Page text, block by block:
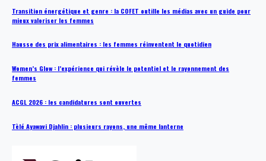
Transition énergétique et genre : la COFET outille les médias avec un guide pour
mieux valoriser les femmes
Hausse des prix alimentaires : les femmes réinventent le quotidien
Women’s Glow : l’expérience qui révèle le potentiel et le rayonnement des
femmes
ACGL 2026 : les candidatures sont ouvertes
Tèlé Ayawavi Djahlin : plusieurs rayons, une même lanterne